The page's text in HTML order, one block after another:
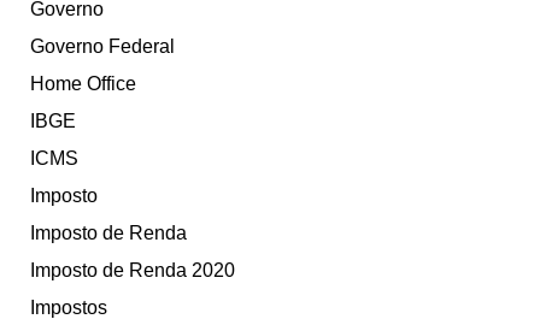
Governo
Governo Federal
Home Office
IBGE
ICMS
Imposto
Imposto de Renda
Imposto de Renda 2020
Impostos